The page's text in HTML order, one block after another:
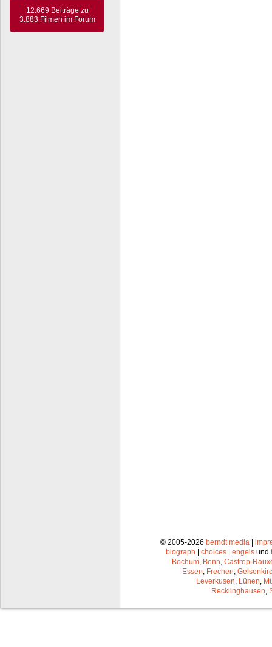
12.669 Beiträge zu
3.883 Filmen im Forum
© 2005-2026 berndt media |
biograph | choices | engels und
Bochum Bonn Castrop-
Essen Frechen
Leverkusen Lünen
Recklinghausen